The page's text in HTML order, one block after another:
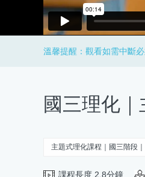
溫馨提醒：觀看如需中斷
國三理化
主題式理化課程｜國三階段
課程長度 2.8分鐘